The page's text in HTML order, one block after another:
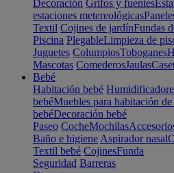
Decoración Grifos y fuentes
estaciones metereológicas
Textil Cojines de jardínFundas
Piscina PlegableLimpieza de
Juguetes ColumpiosToboganes
Mascotas ComederosJaulas
Bebé
Habitación bebé
bebéMuebles para habitación de
bebéDecoración bebé
Paseo CocheMochilas
Baño e higiene Aspirador nasal
Textil bebé CojinesFunda
Seguridad Barreras